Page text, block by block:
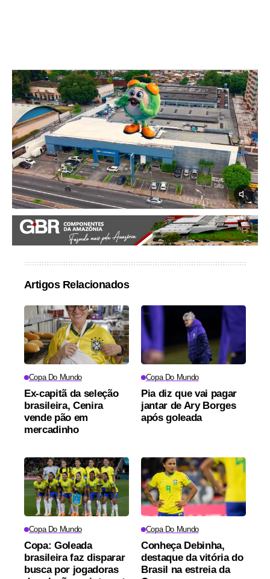
Artigos Relacionados
Copa Do Mundo
Ex-capitã da seleção
brasileira, Cenira
vende pão em
mercadinho
Copa Do Mundo
Pia diz que vai pagar
jantar de Ary Borges
após goleada
Copa Do Mundo
Copa: Goleada
brasileira faz disparar
busca por jogadoras
Copa Do Mundo
Conheça Debinha,
destaque da vitória do
Brasil na estreia da